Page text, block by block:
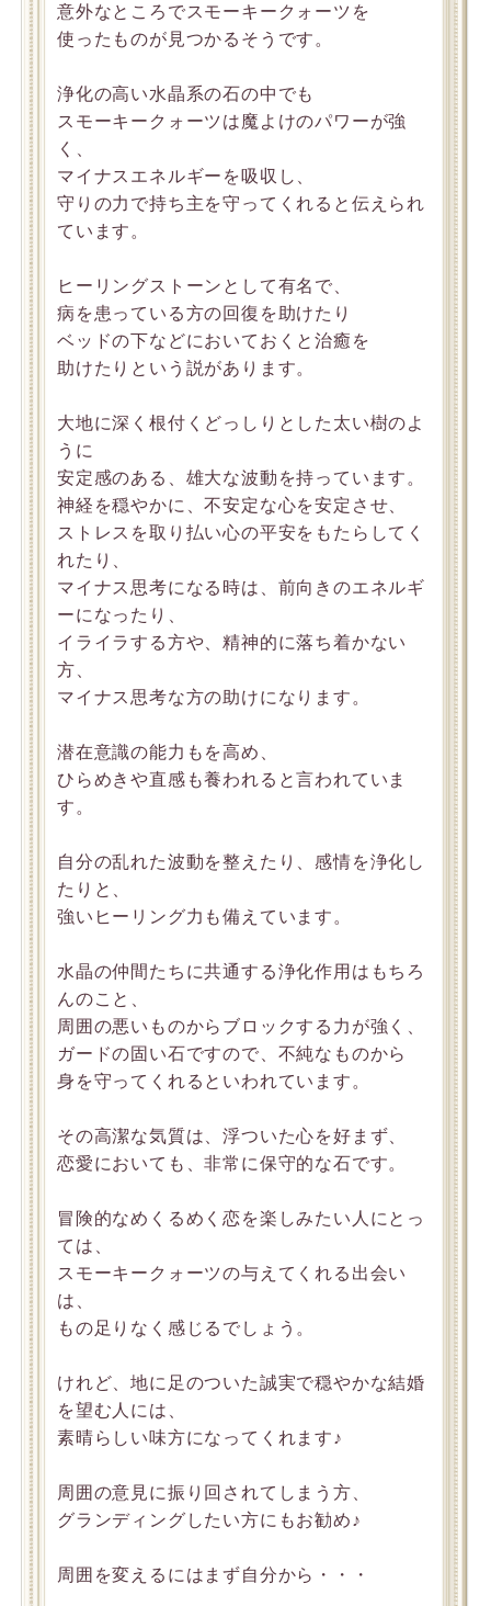
意外なところでスモーキークォーツを
使ったものが見つかるそうです。
浄化の高い水晶系の石の中でも
スモーキークォーツは魔よけのパワーが強
く、
マイナスエネルギーを吸収し、
守りの力で持ち主を守ってくれると伝えられ
ています。
ヒーリングストーンとして有名で、
病を患っている方の回復を助けたり
ベッドの下などにおいておくと治癒を
助けたりという説があります。
大地に深く根付くどっしりとした太い樹のよ
うに
安定感のある、雄大な波動を持っています。
神経を穏やかに、不安定な心を安定させ、
ストレスを取り払い心の平安をもたらしてく
れたり、
マイナス思考になる時は、前向きのエネルギ
ーになったり、
イライラする方や、精神的に落ち着かない
方、
マイナス思考な方の助けになります。
潜在意識の能力もを高め、
ひらめきや直感も養われると言われていま
す。
自分の乱れた波動を整えたり、感情を浄化し
たりと、
強いヒーリング力も備えています。
水晶の仲間たちに共通する浄化作用はもちろ
んのこと、
周囲の悪いものからブロックする力が強く、
ガードの固い石ですので、不純なものから
身を守ってくれるといわれています。
その高潔な気質は、浮ついた心を好まず、
恋愛においても、非常に保守的な石です。
冒険的なめくるめく恋を楽しみたい人にとっ
ては、
スモーキークォーツの与えてくれる出会い
は、
もの足りなく感じるでしょう。
けれど、地に足のついた誠実で穏やかな結婚
を望む人には、
素晴らしい味方になってくれます♪
周囲の意見に振り回されてしまう方、
グランディングしたい方にもお勧め♪
周囲を変えるにはまず自分から・・・